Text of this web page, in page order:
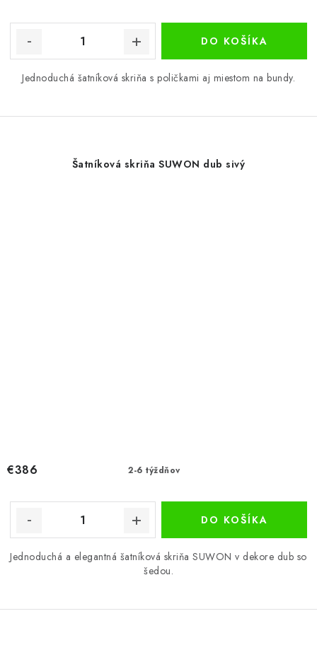
DO KOŠÍKA
Jednoduchá šatníková skriňa s poličkami aj miestom na bundy.
Šatníková skriňa SUWON dub sivý
2-6 týždňov
€386
DO KOŠÍKA
Jednoduchá a elegantná šatníková skriňa SUWON v dekore dub so
šedou.